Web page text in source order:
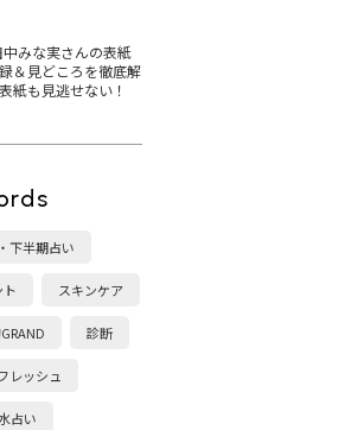
中みな実さんの表紙
＆見どころを徹底解
紙も見逃せない！
下半期占い
スキンケア
診断
レッシュ
占い